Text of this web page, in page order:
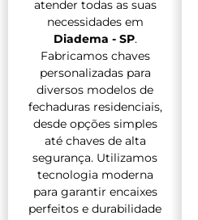
atender todas as suas
necessidades em
Diadema - SP.
Fabricamos chaves
personalizadas para
diversos modelos de
fechaduras residenciais,
desde opções simples
até chaves de alta
segurança. Utilizamos
tecnologia moderna
para garantir encaixes
perfeitos e durabilidade